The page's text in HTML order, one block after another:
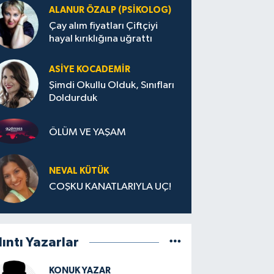
ALANUR ÖZALP (PSIKOLOG)
Çay alım fiyatları Çiftçiyi
hayal kırıklığına uğrattı
ASIYE KOCADEMİR
Şimdi Okullu Olduk, Sınıfları
Doldurduk
ÖLÜM VE YAŞAM
NEVAL KÜTÜK
COŞKU KANATLARIYLA UÇ!
Yazarlar
KONUK YAZAR